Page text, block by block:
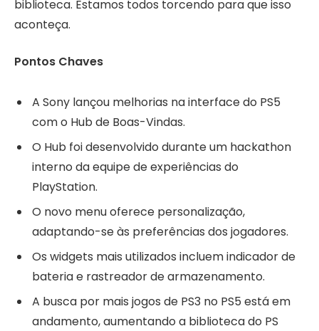
biblioteca. Estamos todos torcendo para que isso
aconteça.
Pontos Chaves
A Sony lançou melhorias na interface do PS5
com o Hub de Boas-Vindas.
O Hub foi desenvolvido durante um hackathon
interno da equipe de experiências do
PlayStation.
O novo menu oferece personalização,
adaptando-se às preferências dos jogadores.
Os widgets mais utilizados incluem indicador de
bateria e rastreador de armazenamento.
A busca por mais jogos de PS3 no PS5 está em
andamento, aumentando a biblioteca do PS